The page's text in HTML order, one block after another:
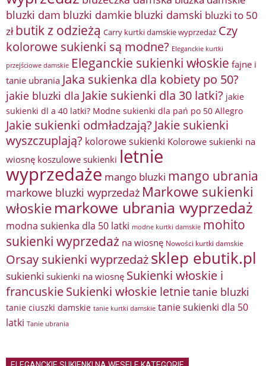
bluzki dam bluzki damkie bluzki damski bluzki to 50
zł butik z odzieżą Carry kurtki damskie wyprzedaż Czy
kolorowe sukienki są modne? Eleganckie kurtki
przejściowe damskie Eleganckie sukienki włoskie fajne i
tanie ubrania Jaka sukienka dla kobiety po 50?
jakie bluzki dla Jakie sukienki dla 30 latki? jakie
sukienki dl a 40 latki? Modne sukienki dla pań po 50 Allegro
Jakie sukienki odmładzają? Jakie sukienki
wyszczuplają? kolorowe sukienki Kolorowe sukienki na
wiosnę koszulowe sukienki letnie
wyprzedaże mango bluzki mango ubrania
markowe bluzki wyprzedaż Markowe sukienki
włoskie markowe ubrania wyprzedaż
modna sukienka dla 50 latki modne kurtki damskie mohito
sukienki wyprzedaż na wiosnę Nowości kurtki damskie
Orsay sukienki wyprzedażsklep ebutik.pl
sukienki sukienki na wiosnę Sukienki włoskie i
francuskieSukienki włoskie letnietanie bluzki
tanie ciuszki damskie tanie kurtki damskie tanie sukienki dla 50
latki Tanie ubrania